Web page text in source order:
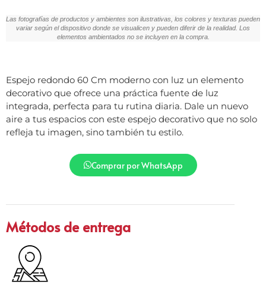
Las fotografías de productos y ambientes son ilustrativas, los colores y texturas pueden
variar según el dispositivo donde se visualicen y pueden diferir de la realidad. Los
elementos ambientados no se incluyen en la compra.
Espejo redondo 60 Cm moderno con luz un elemento
decorativo que ofrece una práctica fuente de luz
integrada, perfecta para tu rutina diaria. Dale un nuevo
aire a tus espacios con este espejo decorativo que no solo
refleja tu imagen, sino también tu estilo.
Comprar por WhatsApp
Métodos de entrega